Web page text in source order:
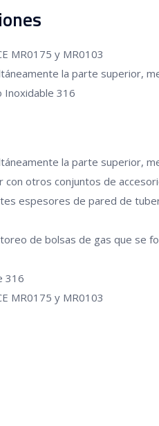
MR0175 y MR0103
la parte superior,
Inoxidable 316
la parte superior,
con otros conjuntos de
espesores de pared de
de bolsas de gas que se
316
MR0175 y MR0103